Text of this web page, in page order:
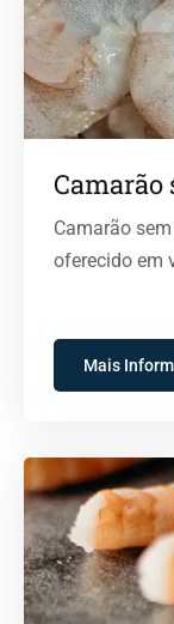
Camarão
Camarão
oferecido em
Mais